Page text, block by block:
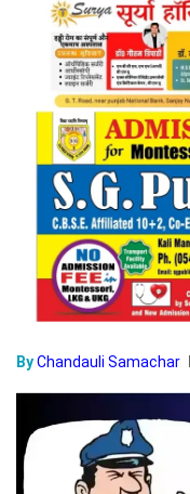
ByChandauli Samachar